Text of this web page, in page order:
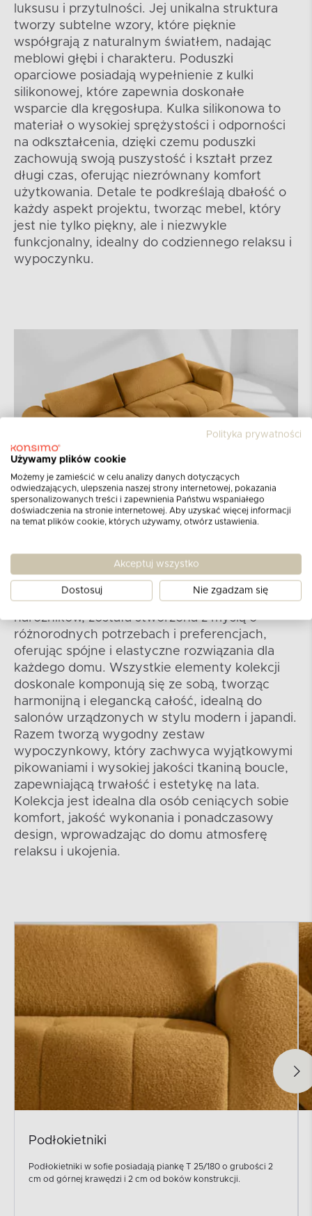
luksusu i przytulności. Jej unikalna struktura
tworzy subtelne wzory, które pięknie
współgrają z naturalnym światłem, nadając
meblowi głębi i charakteru. Poduszki
oparciowe posiadają wypełnienie z kulki
silikonowej, które zapewnia doskonałe
wsparcie dla kręgosłupa. Kulka silikonowa to
materiał o wysokiej sprężystości i odporności
na odkształcenia, dzięki czemu poduszki
zachowują swoją puszystość i kształt przez
długi czas, oferując niezrównany komfort
użytkowania. Detale te podkreślają dbałość o
każdy aspekt projektu, tworząc mebel, który
jest nie tylko piękny, ale i niezwykle
funkcjonalny, idealny do codziennego relaksu i
wypoczynku.
Kolekcja LIRA
Cała kolekcja, składająca się z sof, puf i
narożników, została stworzona z myślą o
różnorodnych potrzebach i preferencjach,
oferując spójne i elastyczne rozwiązania dla
każdego domu. Wszystkie elementy kolekcji
doskonale komponują się ze sobą, tworząc
harmonijną i elegancką całość, idealną do
salonów urządzonych w stylu modern i japandi.
Razem tworzą wygodny zestaw
wypoczynkowy, który zachwyca wyjątkowymi
pikowaniami i wysokiej jakości tkaniną boucle,
zapewniającą trwałość i estetykę na lata.
Kolekcja jest idealna dla osób ceniących sobie
komfort, jakość wykonania i ponadczasowy
design, wprowadzając do domu atmosferę
relaksu i ukojenia.
Podłokietniki
Podłokietniki w sofie posiadają piankę T 25/180 o grubości 2
cm od górnej krawędzi i 2 cm od boków konstrukcji.
Polityka prywatności
Używamy plików cookie
Możemy je zamieścić w celu analizy danych dotyczących
odwiedzających, ulepszenia naszej strony internetowej, pokazania
spersonalizowanych treści i zapewnienia Państwu wspaniałego
doświadczenia na stronie internetowej. Aby uzyskać więcej informacji
na temat plików cookie, których używamy, otwórz ustawienia.
Akceptuj wszystko
Dostosuj Nie zgadzam się